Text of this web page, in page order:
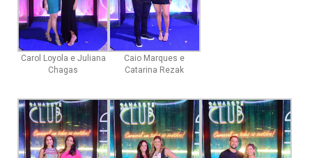
Carol Loyola e Juliana
Chagas
Caio Marques e
Catarina Rezak